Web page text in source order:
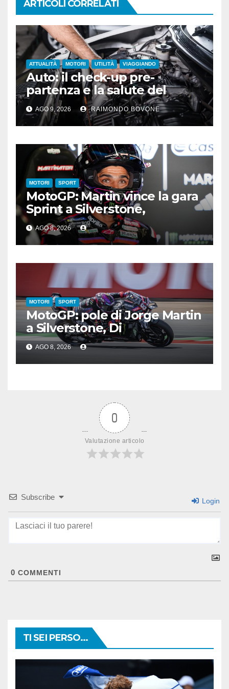
ARTICOLI CORRELATI
ATTUALITÀ MOTORI UTILITÀ VIAGGIANDO
Auto: il check-up pre-
partenza e la salute del
motore sotto il sole
AGO 9, 2026 RAIMONDO BOVONE
MOTORI SPORT
MotoGP: Martin vince la gara
Sprint a Silverstone,
preceduti Ogura e Bezzecchi
AGO 8, 2026
MOTORI SPORT
MotoGP: pole di Jorge Martin
a Silverstone, Di
Giannantonio 4°, Bezzecchi 5°
AGO 8, 2026
0
Valutazione articolo
Subscribe Login
0 COMMENTI
TI SEI PERSO...